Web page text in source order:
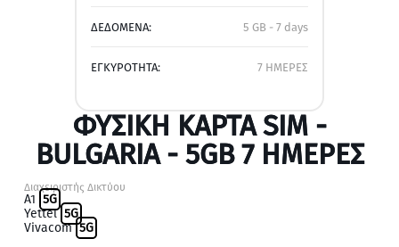
ΔΕΔΟΜΕΝΑ: 5 GB - 7 days
ΕΓΚΥΡΟΤΗΤΑ: 7 ΗΜΕΡΕΣ
ΦΥΣΙΚΉ ΚΆΡΤΑ SIM -
BULGARIA - 5GB 7 ΗΜΕΡΕΣ
Διαχειριστής Δικτύου
A1 5G
Yettel 5G
Vivacom 5G